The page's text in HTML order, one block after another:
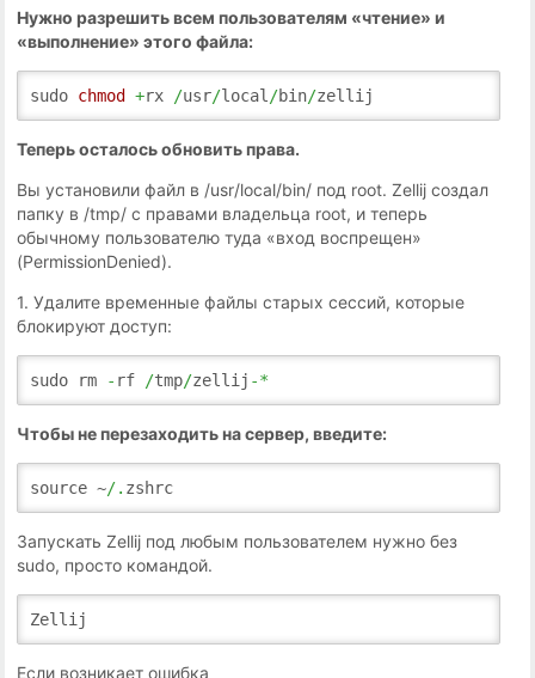
Нужно разрешить всем пользователям «чтение» и
«выполнение» этого файла:
sudo chmod +rx /usr/local /bin/zellij
Теперь осталось обновить права.
Вы установили файл в /usr/local/bin/ под root. Zellij создал
папку в /tmp/ с правами владельца root, и теперь
обычному пользователю туда «вход воспрещен»
(PermissionDenied).
1. Удалите временные файлы старых сессий, которые
блокируют доступ:
sudo rm - rf /tmp/zellij -*
Чтобы не перезаходить на сервер, введите:
source ~/. zshrc
Запускать Zellij под любым пользователем нужно без
sudo, просто командой.
Zellij
Если возникает ошибка